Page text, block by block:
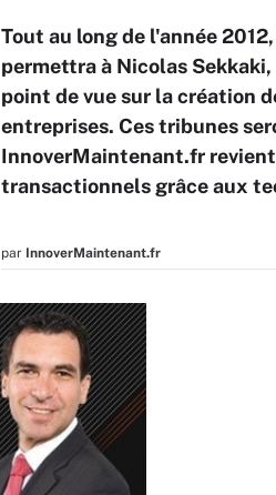
Tout au long de l'année
permettra à Nicolas
point de vue sur la création
entreprises. Ces tribunes
InnoverMaintenant.fr
transactionnels grâce aux
par InnoverMaintenant.fr